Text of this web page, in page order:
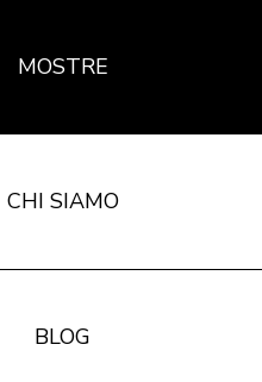
MOSTRE
CHI SIAMO
BLOG